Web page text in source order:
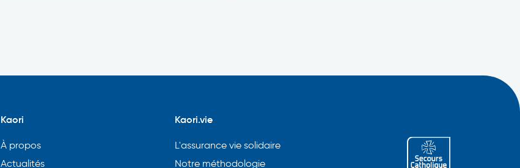
Kaori
À propos
Actualités
Kaori.vie
L'assurance vie solidaire
Notre méthodologie